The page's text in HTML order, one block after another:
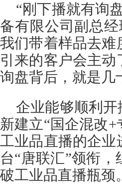
“刚下播就有询
备有限公司副总
我们带着样品去难
引来的客户会主
询盘背后，就是几
企业能够顺利
新建立“国企混改
工业品直播的企业
台“唐联汇”领衔
破工业品直播瓶颈。